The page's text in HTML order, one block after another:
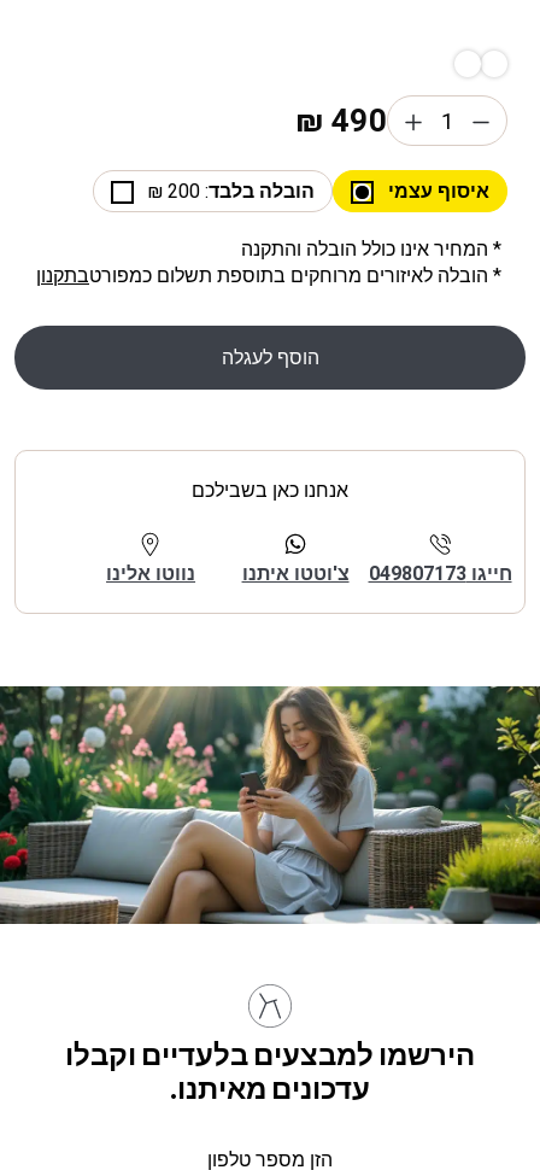
₪ 490
איסוף עצמי הובלה בלבד: 200 ₪
* המחיר אינו כולל הובלה והתקנה
* הובלה לאיזורים מרוחקים בתוספת תשלום כמפורטבתקנון
הוסף לעגלה
אנחנו כאן בשבילכם
חייגו 049807173 צ'וטטו איתנו נווטו אלינו
הירשמו למבצעים בלעדיים וקבלו
עדכונים מאיתנו.